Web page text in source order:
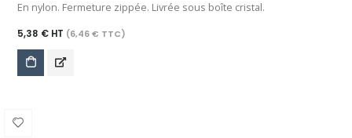
En nylon. Fermeture zippée. Livrée sous boîte cristal.
5,38 € HT (6,46 € TTC)